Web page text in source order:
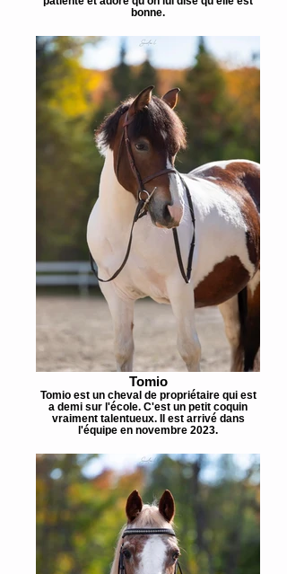
bonne.
Tomio
Tomio est un cheval de propriétaire qui est
a demi sur l'école. C'est un petit coquin
vraiment talentueux. Il est arrivé dans
l'équipe en novembre 2023.